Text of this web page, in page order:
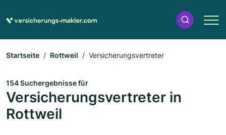
Startseite Rottweil Versicherungsvertreter
154 Suchergebnisse für
Versicherungsvertreter in
Rottweil